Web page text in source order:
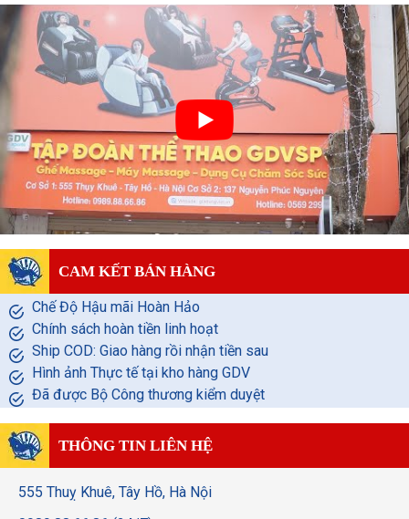
CAM KẾT BÁN HÀNG
Chế Độ Hậu mãi Hoàn Hảo
Chính sách hoàn tiền linh hoạt
Ship COD: Giao hàng rồi nhận tiền sau
Hình ảnh Thực tế tại kho hàng GDV
Đã được Bộ Công thương kiểm duyệt
THÔNG TIN LIÊN HỆ
555 Thuỵ Khuê, Tây Hồ, Hà Nội